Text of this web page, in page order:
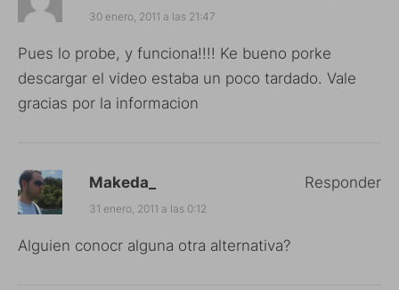
30 enero, 2011 a las 21:47
Pues lo probe, y funciona!!!! Ke bueno porke
descargar el video estaba un poco tardado. Vale
gracias por la informacion
Makeda_
31 enero, 2011 a las 0:12
Alguien conocr alguna otra alternativa?
Responder